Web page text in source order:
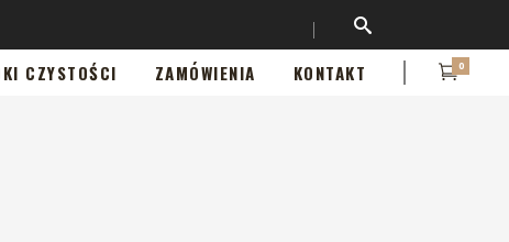
CZYSTOŚCI ZAMÓWIENIA KONTAKT 0